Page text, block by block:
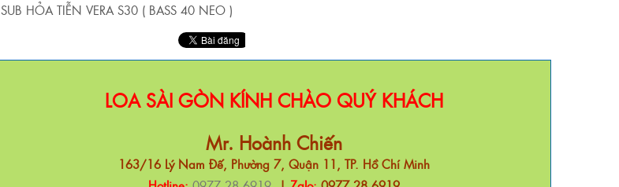
SUB HỎA TIỄN VERA S30 ( BASS 40 NEO )
LOA SÀI GÒN KÍNH CHÀO QUÝ KHÁCH
Mr. Hoành Chiến
163/16 Lý Nam Đế, Phường 7, Quận 11, TP. Hồ Chí Minh